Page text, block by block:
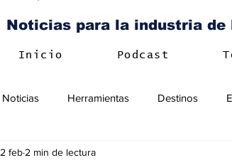
Noticias para la industria
Inicio Podcast
Noticias Herramientas Destinos
2 feb 2 min de lectura